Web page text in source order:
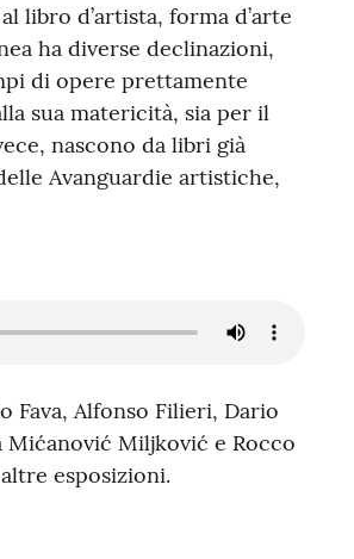
libro d’artista, forma d’arte
ha diverse declinazioni,
di opere prettamente
sua matericità, sia per il
nascono da libri già
Avanguardie artistiche,
Alfonso Filieri, Dario
Mićanović Miljković e Rocco
esposizioni.